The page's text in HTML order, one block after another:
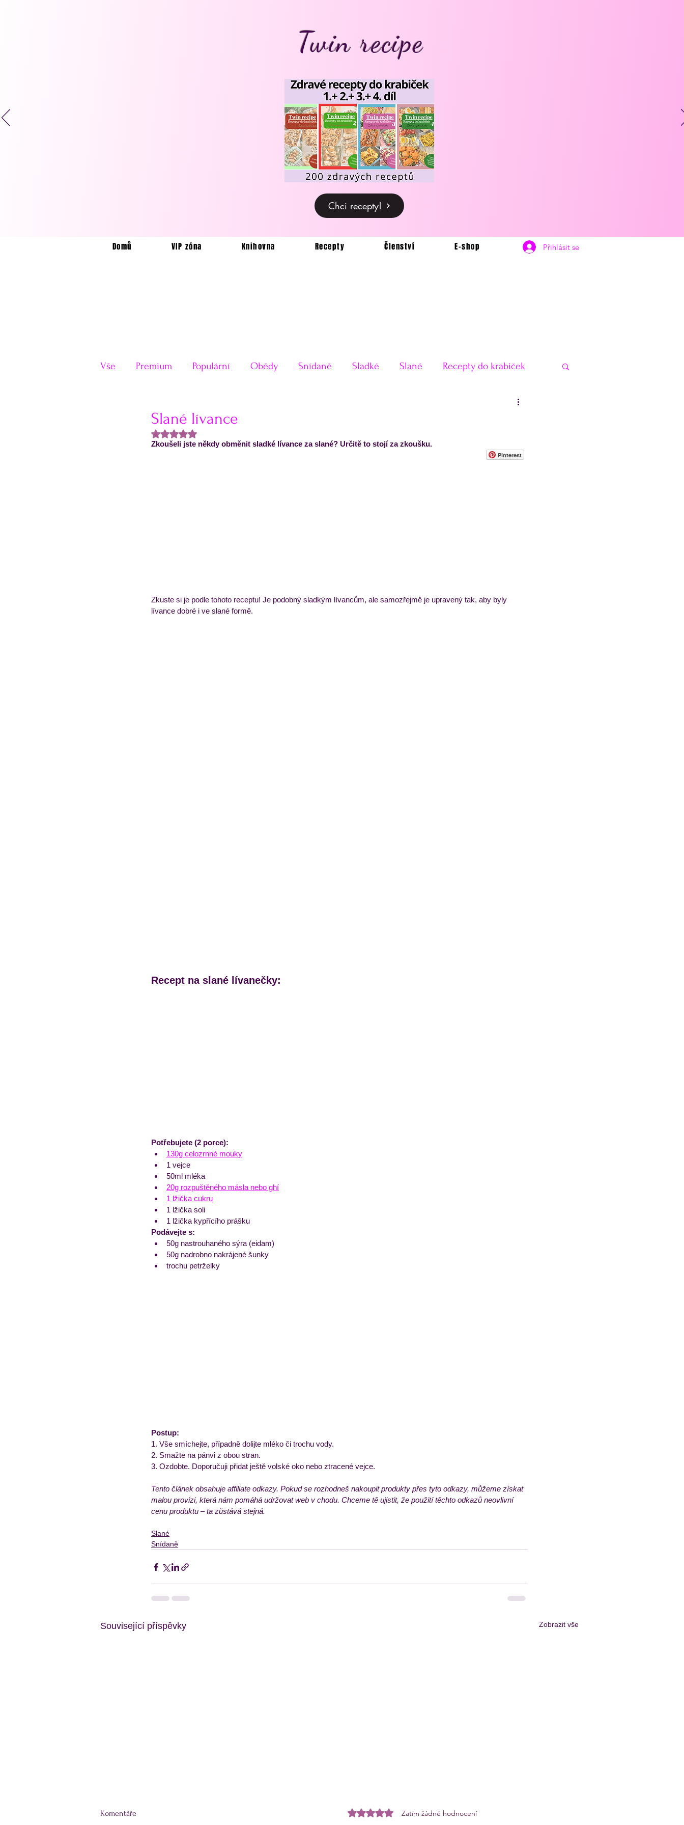
Twin recipe
Chci recepty!
Domů VIP zóna Knihovna Recepty Členství E-shop Přihlásit se
Vše Premium Populární Obědy Snídaně Sladké Slané Recepty do krabiček
Vánoce
Velikonoce Valentýn Testy receptů Pečení a vaření Příkladové jídelníčky na hubnutí
Slané lívance
Hodnoceno NaN z 5 hvězdiček.
Zkoušeli jste někdy obměnit sladké lívance za slané? Určitě to stojí za zkoušku.
Zkuste si je podle tohoto receptu! Je podobný sladkým lívancům, ale samozřejmě je upravený tak, aby byly
lívance dobré i ve slané formě.
Recept na slané lívanečky:
Potřebujete (2 porce):
130g celozrnné mouky
1 vejce
50ml mléka
20g rozpuštěného másla nebo ghí
1 lžička cukru
1 lžička soli
1 lžička kypřícího prášku
Podávejte s:
50g nastrouhaného sýra (eidam)
50g nadrobno nakrájené šunky
trochu petrželky
Postup:
1. Vše smíchejte, případně dolijte mléko či trochu vody.
2. Smažte na pánvi z obou stran.
3. Ozdobte. Doporučuji přidat ještě volské oko nebo ztracené vejce.
Tento článek obsahuje affiliate odkazy. Pokud se rozhodneš nakoupit produkty přes tyto odkazy, můžeme získat
malou provizi, která nám pomáhá udržovat web v chodu. Chceme tě ujistit, že použití těchto odkazů neovlivní
cenu produktu – ta zůstává stejná.
Slané
Snídaně
Související příspěvky Zobrazit vše
Komentáře Hodnoceno 0 z 5 hvězdiček.Zatím žádné hodnocení
Pinterest